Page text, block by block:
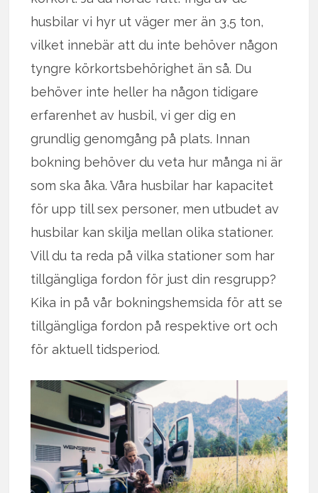
husbilar vi hyr ut väger mer än 3,5 ton,
vilket innebär att du inte behöver någon
tyngre körkortsbehörighet än så. Du
behöver inte heller ha någon tidigare
erfarenhet av husbil, vi ger dig en
grundlig genomgång på plats. Innan
bokning behöver du veta hur många ni är
som ska åka. Våra husbilar har kapacitet
för upp till sex personer, men utbudet av
husbilar kan skilja mellan olika stationer.
Vill du ta reda på vilka stationer som har
tillgängliga fordon för just din resgrupp?
Kika in på vår bokningshemsida för att se
tillgängliga fordon på respektive ort och
för aktuell tidsperiod.